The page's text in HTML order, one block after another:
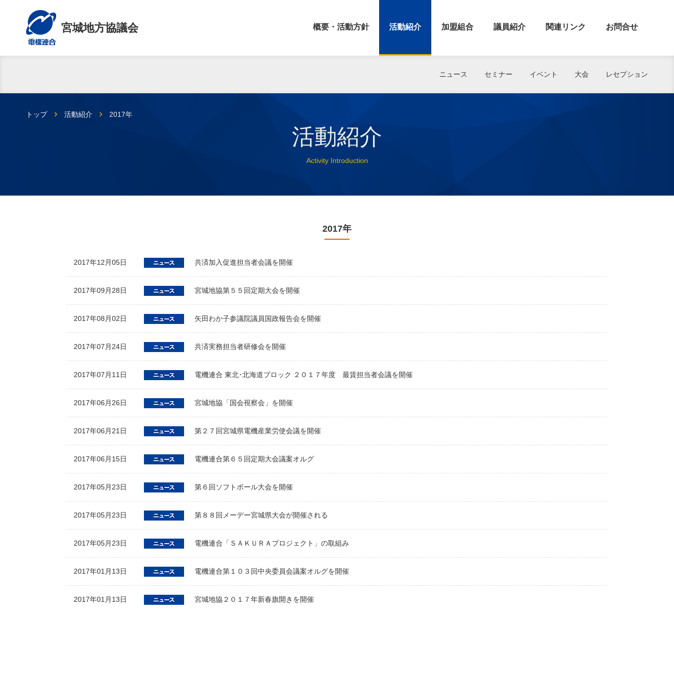
宮城地方協議会 概要・活動方針 活動紹介 加盟組合 議員紹介 関連リンク お問合せ
ニュース セミナー イベント 大会 レセプション
トップ 活動紹介 2017年
活動紹介
Activity Introduction
2017年
2017年12月05日 共済加入促進担当者会議を開催
2017年09月28日 宮城地協第５５回定期大会を開催
2017年08月02日 矢田わか子参議院議員国政報告会を開催
2017年07月24日 共済実務担当者研修会を開催
2017年07月11日 電機連合 東北･北海道ブロック ２０１７年度 最賃担当者会議を開催
2017年06月26日 宮城地協「国会視察会」を開催
2017年06月21日 第２７回宮城県電機産業労使会議を開催
2017年06月15日 電機連合第６５回定期大会議案オルグ
2017年05月23日 第６回ソフトボール大会を開催
2017年05月23日 第８８回メーデー宮城県大会が開催される
2017年05月23日 電機連合「ＳＡＫＵＲＡプロジェクト」の取組み
2017年01月13日 電機連合第１０３回中央委員会議案オルグを開催
2017年01月13日 宮城地協２０１７年新春旗開きを開催